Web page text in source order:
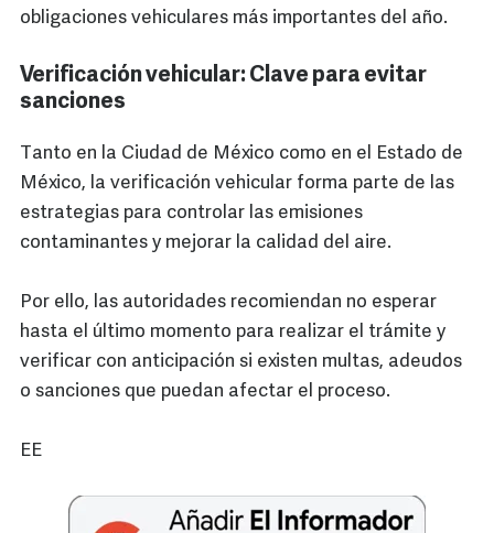
obligaciones vehiculares más importantes del año.
Verificación vehicular: Clave para evitar
sanciones
Tanto en la Ciudad de México como en el Estado de
México, la verificación vehicular forma parte de las
estrategias para controlar las emisiones
contaminantes y mejorar la calidad del aire.
Por ello, las autoridades recomiendan no esperar
hasta el último momento para realizar el trámite y
verificar con anticipación si existen multas, adeudos
o sanciones que puedan afectar el proceso.
EE